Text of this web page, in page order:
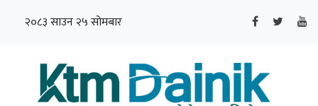
२०८३ साउन २५ सोमबार